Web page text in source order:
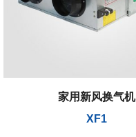
家用新风换气机
XF1